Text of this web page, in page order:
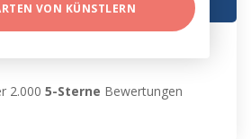
VON KÜNSTLERN
2.0005-Sterne Bewertungen